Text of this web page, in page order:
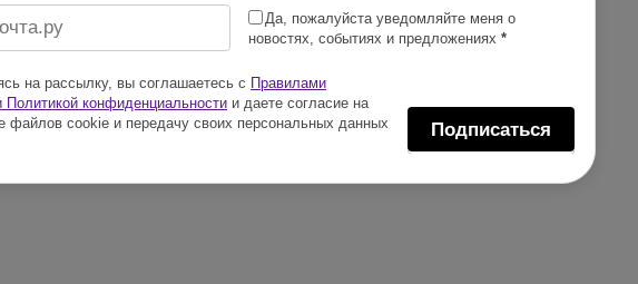
Да, пожалуйста уведомляйте меня о
новостях, событиях и предложениях *
на рассылку, вы соглашаетесь с Правилами
Политикой конфиденциальности и даете согласие на
файлов cookie и передачу своих персональных данных
Подписаться